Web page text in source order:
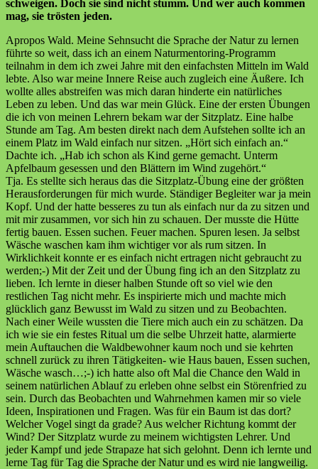
schweigen. Doch sie sind nicht stumm. Und wer auch kommen
mag, sie trösten jeden.
Apropos Wald. Meine Sehnsucht die Sprache der Natur zu lernen
führte so weit, dass ich an einem Naturmentoring-Programm
teilnahm in dem ich zwei Jahre mit den einfachsten Mitteln im Wald
lebte. Also war meine Innere Reise auch zugleich eine Äußere. Ich
wollte alles abstreifen was mich daran hinderte ein natürliches
Leben zu leben. Und das war mein Glück. Eine der ersten Übungen
die ich von meinen Lehrern bekam war der Sitzplatz. Eine halbe
Stunde am Tag. Am besten direkt nach dem Aufstehen sollte ich an
einem Platz im Wald einfach nur sitzen. „Hört sich einfach an.“
Dachte ich. „Hab ich schon als Kind gerne gemacht. Unterm
Apfelbaum gesessen und den Blättern im Wind zugehört.“
Tja. Es stellte sich heraus das die Sitzplatz-Übung eine der größten
Herausforderungen für mich wurde. Ständiger Begleiter war ja mein
Kopf. Und der hatte besseres zu tun als einfach nur da zu sitzen und
mit mir zusammen, vor sich hin zu schauen. Der musste die Hütte
fertig bauen. Essen suchen. Feuer machen. Spuren lesen. Ja selbst
Wäsche waschen kam ihm wichtiger vor als rum sitzen. In
Wirklichkeit konnte er es einfach nicht ertragen nicht gebraucht zu
werden;-) Mit der Zeit und der Übung fing ich an den Sitzplatz zu
lieben. Ich lernte in dieser halben Stunde oft so viel wie den
restlichen Tag nicht mehr. Es inspirierte mich und machte mich
glücklich ganz Bewusst im Wald zu sitzen und zu Beobachten.
Nach einer Weile wussten die Tiere mich auch ein zu schätzen. Da
ich wie sie ein festes Ritual um die selbe Uhrzeit hatte, alarmierte
mein Auftauchen die Waldbewohner kaum noch und sie kehrten
schnell zurück zu ihren Tätigkeiten- wie Haus bauen, Essen suchen,
Wäsche wasch…;-) ich hatte also oft Mal die Chance den Wald in
seinem natürlichen Ablauf zu erleben ohne selbst ein Störenfried zu
sein. Durch das Beobachten und Wahrnehmen kamen mir so viele
Ideen, Inspirationen und Fragen. Was für ein Baum ist das dort?
Welcher Vogel singt da grade? Aus welcher Richtung kommt der
Wind? Der Sitzplatz wurde zu meinem wichtigsten Lehrer. Und
jeder Kampf und jede Strapaze hat sich gelohnt. Denn ich lernte und
lerne Tag für Tag die Sprache der Natur und es wird nie langweilig.